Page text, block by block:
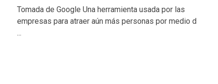
Tomada de Google Una herramienta usada por las
empresas para atraer aún más personas por medio d
...